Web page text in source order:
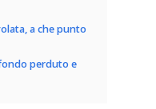
a che punto
perduto e